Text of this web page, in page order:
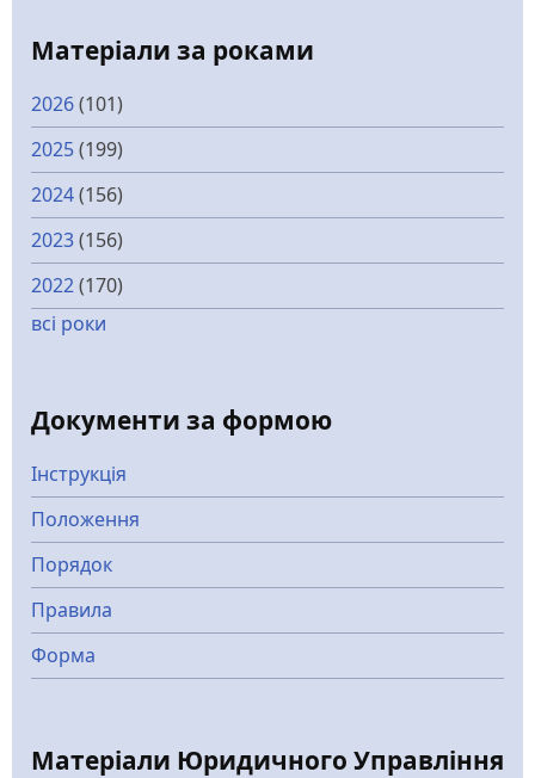
Матеріали за роками
2026(101)
2025(199)
2024(156)
2023(156)
2022(170)
всі роки
Документи за формою
Інструкція
Положення
Порядок
Правила
Форма
Матеріали Юридичного Управління